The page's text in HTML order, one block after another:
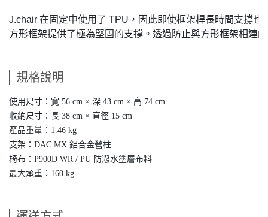
J.chair 在固定中使用了 TPU，因此即使框架桿長時間支撐也
方形框架提供了極為堅固的支撐。透過防止與方形框架相連
規格說明
使用尺寸：寬 56 cm × 深 43 cm × 高 74 cm
收納尺寸：長 38 cm × 直徑 15 cm
產品重量：1.46 kg
支架：DAC MX 鋁合金營柱
椅布：P900D WR / PU 防潑水塗層布料
最大承重：160 kg